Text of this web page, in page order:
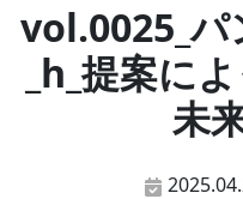
vol.0025_パ
_h_提案に
未